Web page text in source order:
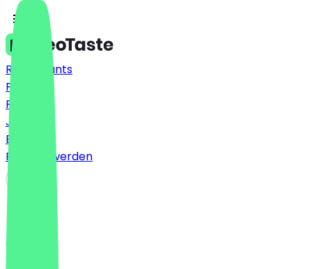
Restaurants
Preise
FAQ
Jobs
Blog
Partner werden